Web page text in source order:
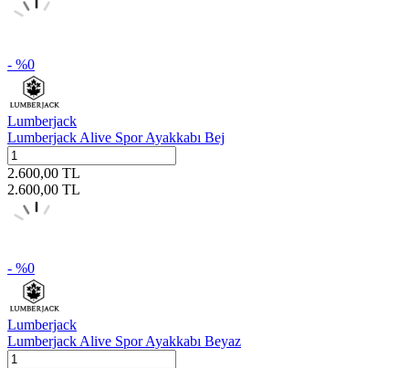
- %0
Lumberjack
Lumberjack Alive Spor Ayakkabı Bej
2.600,00 TL
2.600,00 TL
- %0
Lumberjack
Lumberjack Alive Spor Ayakkabı Beyaz